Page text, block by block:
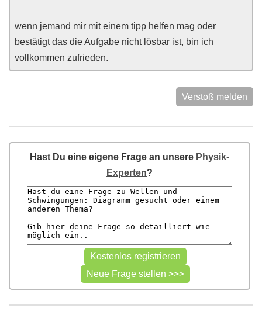
wenn jemand mir mit einem tipp helfen mag oder
bestätigt das die Aufgabe nicht lösbar ist, bin ich
vollkommen zufrieden.
Verstoß melden
Hast Du eine eigene Frage an unsere Physik-
Experten?